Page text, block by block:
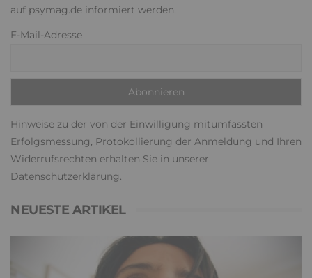
auf psymag.de informiert werden.
E-Mail-Adresse
Hinweise zu der von der Einwilligung mitumfassten
Erfolgsmessung, Protokollierung der Anmeldung und Ihren
Widerrufsrechten erhalten Sie in unserer
Datenschutzerklärung.
NEUESTE ARTIKEL